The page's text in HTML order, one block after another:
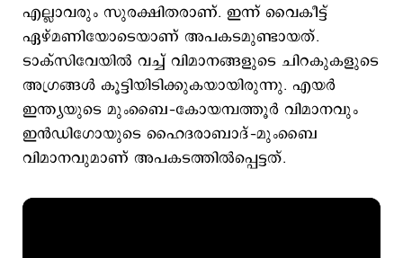
എല്ലാവരും സുരക്ഷിതരാണ്. ഇന്ന് വൈകീട്ട്
ഏഴ്മണിയോടെയാണ് അപകടമുണ്ടായത്.
ടാക്സിവേയിൽ വച്ച് വിമാനങ്ങളുടെ ചിറകുകളുടെ
അഗ്രങ്ങൾ കൂട്ടിയിടിക്കുകയായിരുന്നു. എയർ
ഇന്ത്യയുടെ മുംബൈ–കോയമ്പത്തൂർ വിമാനവും
ഇൻഡിഗോയുടെ ഹൈദരാബാദ്–മുംബൈ
വിമാനവുമാണ് അപകടത്തിൽപ്പെട്ടത്.